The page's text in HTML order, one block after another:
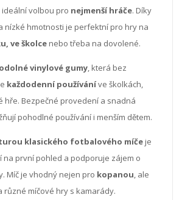
ideální volbou pro nejmenší hráče. Díky
nízké hmotnosti je perfektní pro hry na
ve školce nebo třeba na dovolené.
odolné vinylové gumy, která bez
každodenní používáníve školkách,
hře. Bezpečné provedení a snadná
pohodlné používání i menším dětem.
klasického fotbalového míče je
na první pohled a podporuje zájem o
Míč je vhodný nejen pro kopanou, ale
různé míčové hry s kamarády.